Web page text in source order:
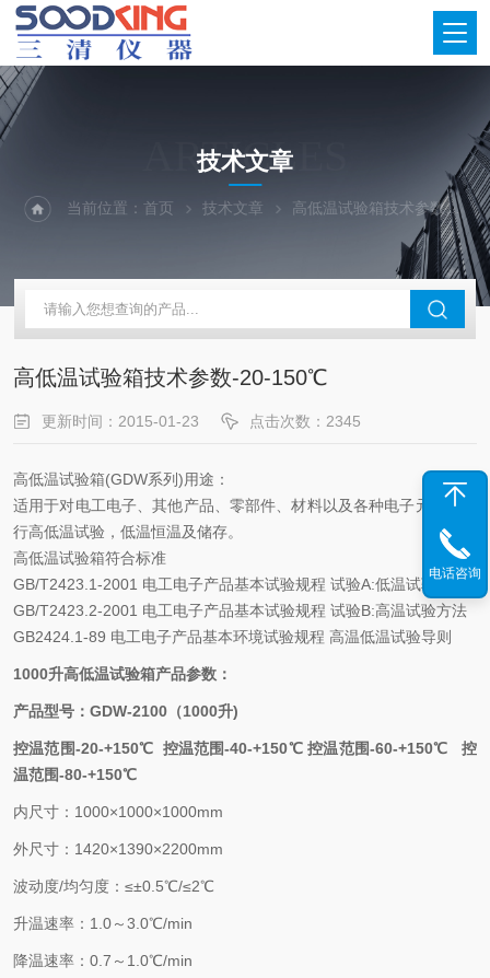
ARTICLES
技术文章
当前位置：首页 技术文章 高低温试验箱技术参数-20-150℃
高低温试验箱技术参数-20-150℃
更新时间：2015-01-23 点击次数：2345
高低温试验箱(GDW系列)用途：
适用于对电工电子、其他产品、零部件、材料以及各种电子元器件进
行高低温试验，低温恒温及储存。
高低温试验箱符合标准
GB/T2423.1-2001 电工电子产品基本试验规程 试验A:低温试验方法
GB/T2423.2-2001 电工电子产品基本试验规程 试验B:高温试验方法
GB2424.1-89 电工电子产品基本环境试验规程 高温低温试验导则
1000升高低温试验箱产品参数：
产品型号：GDW-2100（1000升)
控温范围-20-+150℃ 控温范围-40-+150℃ 控温范围-60-+150℃ 控
温范围-80-+150℃
内尺寸：1000×1000×1000mm
外尺寸：1420×1390×2200mm
波动度/均匀度：≤±0.5℃/≤2℃
升温速率：1.0～3.0℃/min
降温速率：0.7～1.0℃/min
电话咨询